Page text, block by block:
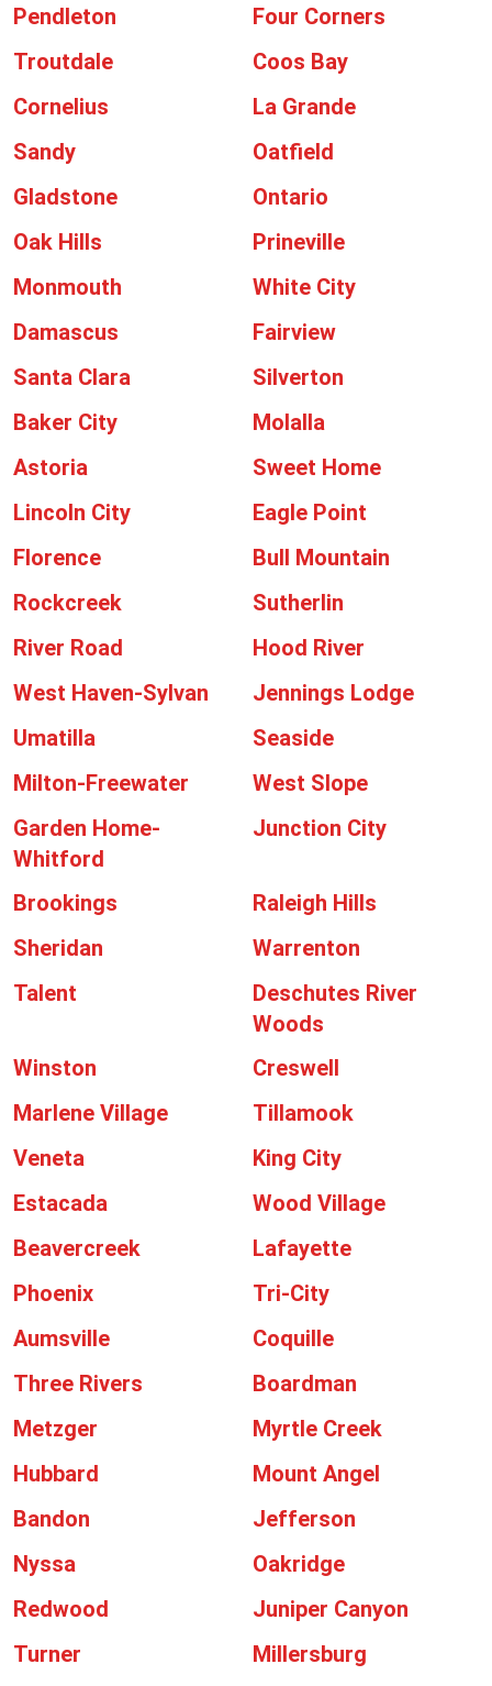
Pendleton
Four Corners
Troutdale
Coos Bay
Cornelius
La Grande
Sandy
Oatfield
Gladstone
Ontario
Oak Hills
Prineville
Monmouth
White City
Damascus
Fairview
Santa Clara
Silverton
Baker City
Molalla
Astoria
Sweet Home
Lincoln City
Eagle Point
Florence
Bull Mountain
Rockcreek
Sutherlin
River Road
Hood River
West Haven-Sylvan
Jennings Lodge
Umatilla
Seaside
Milton-Freewater
West Slope
Garden Home-
Whitford
Junction City
Brookings
Raleigh Hills
Sheridan
Warrenton
Talent
Deschutes River
Woods
Winston
Creswell
Marlene Village
Tillamook
Veneta
King City
Estacada
Wood Village
Beavercreek
Lafayette
Phoenix
Tri-City
Aumsville
Coquille
Three Rivers
Boardman
Metzger
Myrtle Creek
Hubbard
Mount Angel
Bandon
Jefferson
Nyssa
Oakridge
Redwood
Juniper Canyon
Turner
Millersburg